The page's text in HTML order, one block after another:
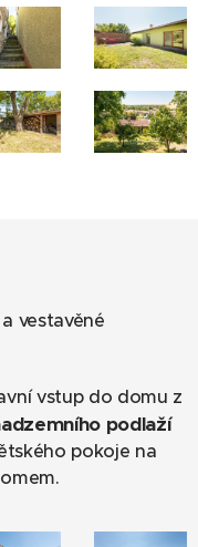
vestavěné
vstup do domu z
podlaží
pokoje na